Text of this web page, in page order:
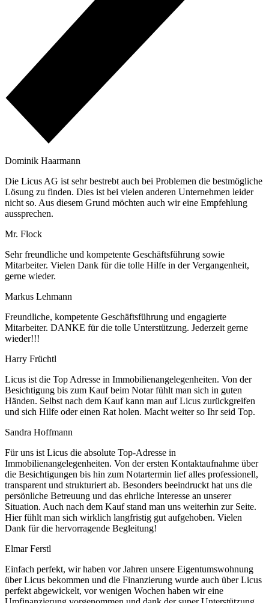
Dominik Haarmann
Die Licus AG ist sehr bestrebt auch bei Problemen die bestmögliche
Lösung zu finden. Dies ist bei vielen anderen Unternehmen leider
nicht so. Aus diesem Grund möchten auch wir eine Empfehlung
aussprechen.
Mr. Flock
Sehr freundliche und kompetente Geschäftsführung sowie
Mitarbeiter. Vielen Dank für die tolle Hilfe in der Vergangenheit,
gerne wieder.
Markus Lehmann
Freundliche, kompetente Geschäftsführung und engagierte
Mitarbeiter. DANKE für die tolle Unterstützung. Jederzeit gerne
wieder!!!
Harry Früchtl
Licus ist die Top Adresse in Immobilienangelegenheiten. Von der
Besichtigung bis zum Kauf beim Notar fühlt man sich in guten
Händen. Selbst nach dem Kauf kann man auf Licus zurückgreifen
und sich Hilfe oder einen Rat holen. Macht weiter so Ihr seid Top.
Sandra Hoffmann
Für uns ist Licus die absolute Top-Adresse in
Immobilienangelegenheiten. Von der ersten Kontaktaufnahme über
die Besichtigungen bis hin zum Notartermin lief alles professionell,
transparent und strukturiert ab. Besonders beeindruckt hat uns die
persönliche Betreuung und das ehrliche Interesse an unserer
Situation. Auch nach dem Kauf stand man uns weiterhin zur Seite.
Hier fühlt man sich wirklich langfristig gut aufgehoben. Vielen
Dank für die hervorragende Begleitung!
Elmar Ferstl
Einfach perfekt, wir haben vor Jahren unsere Eigentumswohnung
über Licus bekommen und die Finanzierung wurde auch über Licus
perfekt abgewickelt, vor wenigen Wochen haben wir eine